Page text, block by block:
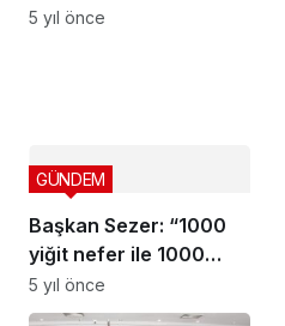
5 yıl önce
Başkan Sezer: “1000
yiğit nefer ile 1000
adet fidan dikeceğiz”
GÜNDEM
5 yıl önce